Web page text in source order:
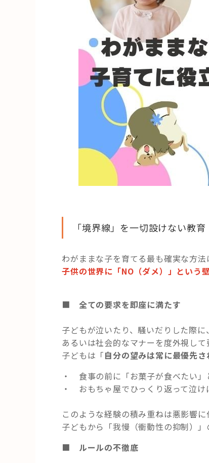
「境界線」を一切設けない教育
わがままな子を育てる最も確実な方法
子供の世界に「NO（ダメ）」という
■ 全ての要求を即座に満たす
子どもが泣いたり、騒いだりした際に
あるいは社会的なマナーを度外視して
子どもは「自分の望みは常に最優先さ
・ 食事の前に「お菓子が食べたい」
・ おもちゃ屋でひっくり返って泣
このような経験の積み重ねは悪影響に
子どもから「我慢（衝動性の抑制）」
■ ルールの不徹底